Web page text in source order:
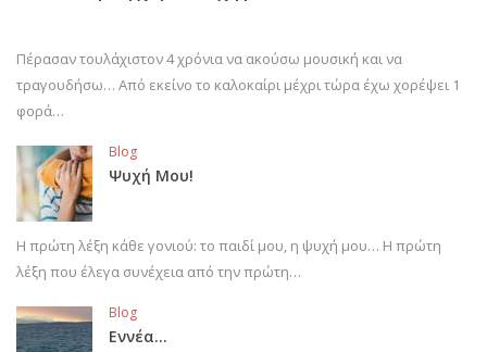
Πέρασαν τουλάχιστον 4 χρόνια να ακούσω μουσική και να
τραγουδήσω… Από εκείνο το καλοκαίρι μέχρι τώρα έχω χορέψει 1
φορά…
Blog
Ψυχή Μου!
Η πρώτη λέξη κάθε γονιού: το παιδί μου, η ψυχή μου… Η πρώτη
λέξη που έλεγα συνέχεια από την πρώτη…
Blog
Εννέα…